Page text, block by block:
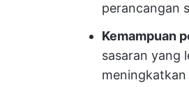
perancangan
Kemampuan
sasaran yang
meningkatkan